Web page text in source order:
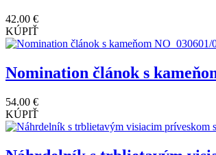
42.00 €
KÚPIŤ
Nomination článok s
54.00 €
KÚPIŤ